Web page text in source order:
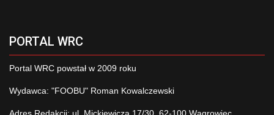
PORTAL WRC
Portal WRC powstał w 2009 roku
Wydawca: "FOOBU" Roman Kowalczewski